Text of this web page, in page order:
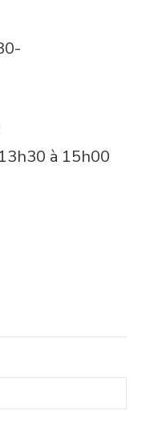
à 15h00